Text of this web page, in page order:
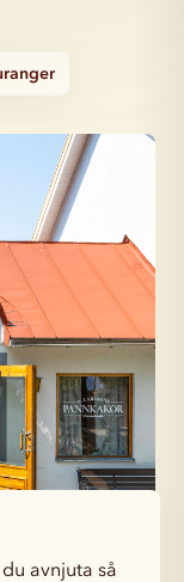
avnjuta så